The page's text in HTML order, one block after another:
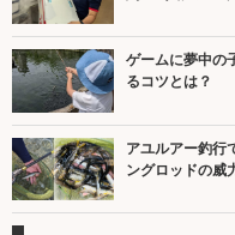
ゲームに夢中の
るコツとは？
アユルアー釣行
ングロッドの威